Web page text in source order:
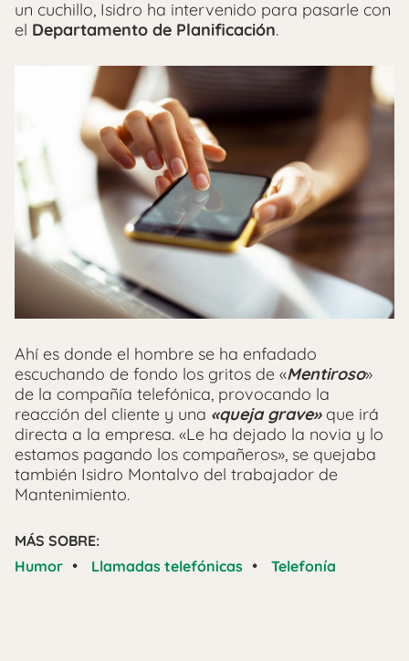
un cuchillo, Isidro ha intervenido para pasarle con
el Departamento de Planificación.
Ahí es donde el hombre se ha enfadado
escuchando de fondo los gritos de «Mentiroso»
de la compañía telefónica, provocando la
reacción del cliente y una «queja grave»que irá
directa a la empresa. «Le ha dejado la novia y lo
estamos pagando los compañeros», se quejaba
también Isidro Montalvo del trabajador de
Mantenimiento.
MÁS SOBRE:
Humor • Llamadas telefónicas • Telefonía